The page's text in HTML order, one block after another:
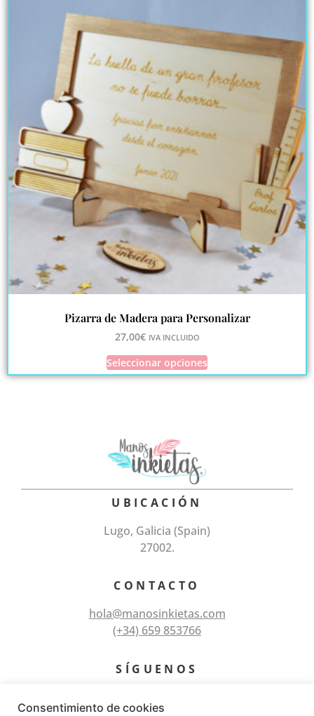
Pizarra de Madera para Personalizar
27,00€ IVA INCLUIDO
Seleccionar opciones
UBICACIÓN
Lugo, Galicia (Spain)
27002.
CONTACTO
hola@manosinkietas.com
(+34) 659 853766
SÍGUENOS
Consentimiento de cookies